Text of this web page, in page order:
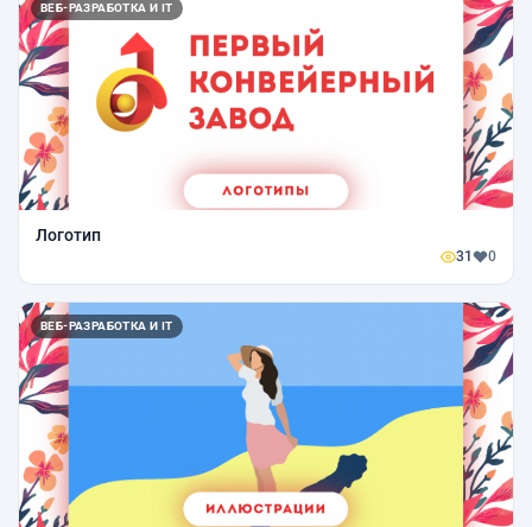
ВЕБ-РАЗРАБОТКА И IT
Логотип
31 0
ВЕБ-РАЗРАБОТКА И IT